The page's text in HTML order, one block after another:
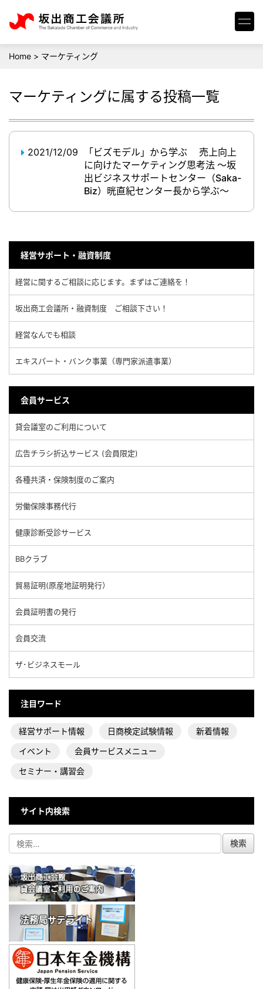
Home > マーケティング
マーケティングに属する投稿一覧
2021/12/09
「ビズモデル」から学ぶ 売上向上
に向けたマーケティング思考法 ～坂
出ビジネスサポートセンター（Saka-
Biz）晄直紀センター長から学ぶ～
経営サポート・融資制度
経営に関するご相談に応じます。まずはご連絡を！
坂出商工会議所・融資制度 ご相談下さい！
経営なんでも相談
エキスパート・バンク事業（専門家派遣事業）
会員サービス
貸会議室のご利用について
広告チラシ折込サービス (会員限定)
各種共済・保険制度のご案内
労働保険事務代行
健康診断受診サービス
BBクラブ
貿易証明(原産地証明発行）
会員証明書の発行
会員交流
ザ･ビジネスモール
注目ワード
経営サポート情報 日商検定試験情報
新着情報
イベント
会員サービスメニュー
セミナー・講習会
サイト内検索